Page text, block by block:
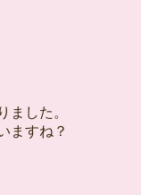
ました。
ますね？